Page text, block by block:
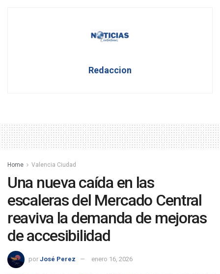
Redaccion
Home Valencia Ciudad
Una nueva caída en las
escaleras del Mercado Central
reaviva la demanda de mejoras
de accesibilidad
por José Perez enero 16, 2026